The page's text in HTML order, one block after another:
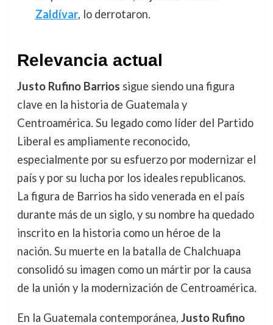
Zaldívar, lo derrotaron.
Relevancia actual
Justo Rufino Barrios sigue siendo una figura
clave en la historia de Guatemala y
Centroamérica. Su legado como líder del Partido
Liberal es ampliamente reconocido,
especialmente por su esfuerzo por modernizar el
país y por su lucha por los ideales republicanos.
La figura de Barrios ha sido venerada en el país
durante más de un siglo, y su nombre ha quedado
inscrito en la historia como un héroe de la
nación. Su muerte en la batalla de Chalchuapa
consolidó su imagen como un mártir por la causa
de la unión y la modernización de Centroamérica.
En la Guatemala contemporánea, Justo Rufino